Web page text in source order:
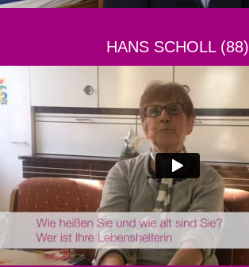
HANS SCHOLL (88)